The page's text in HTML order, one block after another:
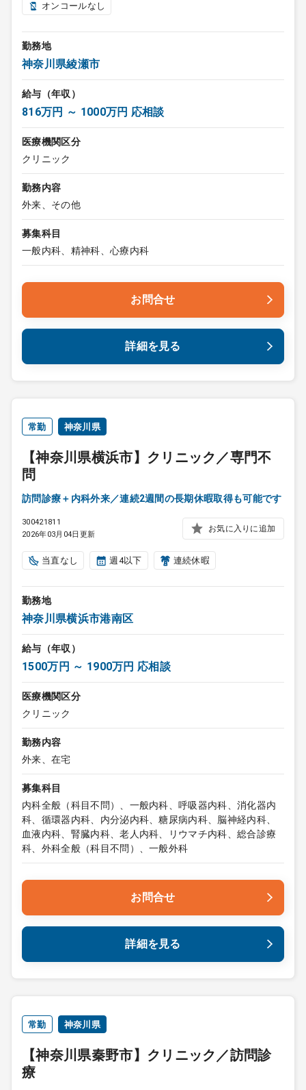
オンコールなし
勤務地
神奈川県綾瀬市
給与（年収）
816万円 ～ 1000万円 応相談
医療機関区分
クリニック
勤務内容
外来、その他
募集科目
一般内科、精神科、心療内科
お問合せ
詳細を見る
常勤 神奈川県
【神奈川県横浜市】クリニック／専門不
問
訪問診療＋内科外来／連続2週間の長期休暇取得も可能です
300421811
2026年03月04日更新
お気に入りに追加
当直なし 週4以下 連続休暇
勤務地
神奈川県横浜市港南区
給与（年収）
1500万円 ～ 1900万円 応相談
医療機関区分
クリニック
勤務内容
外来、在宅
募集科目
内科全般（科目不問）、一般内科、呼吸器内科、消化器内
科、循環器内科、内分泌内科、糖尿病内科、脳神経内科、
血液内科、腎臓内科、老人内科、リウマチ内科、総合診療
科、外科全般（科目不問）、一般外科
お問合せ
詳細を見る
常勤 神奈川県
【神奈川県秦野市】クリニック／訪問診
療